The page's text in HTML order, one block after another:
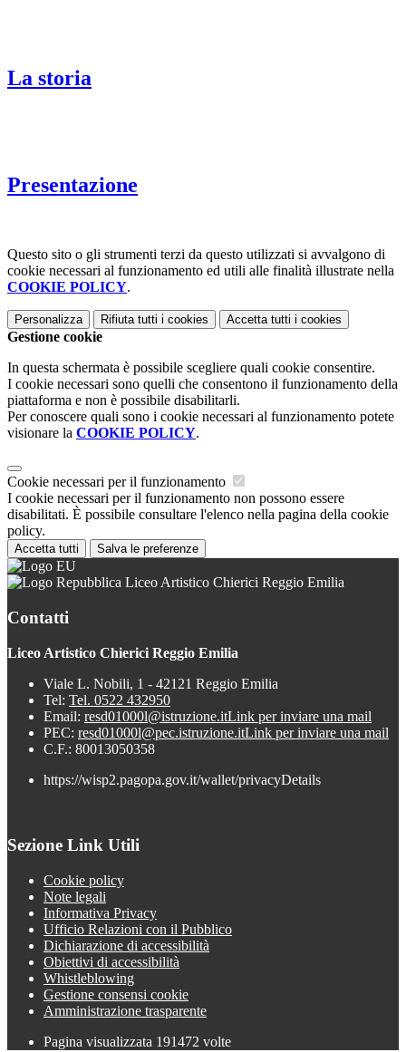
La storia
Presentazione
Questo sito o gli strumenti terzi da questo utilizzati si avvalgono di
cookie necessari al funzionamento ed utili alle finalità illustrate nella
COOKIE POLICY.
Personalizza Rifiuta tutti i cookies Accetta tutti i cookies
Gestione cookie
In questa schermata è possibile scegliere quali cookie consentire.
I cookie necessari sono quelli che consentono il funzionamento della
piattaforma e non è possibile disabilitarli.
Per conoscere quali sono i cookie necessari al funzionamento potete
visionare la COOKIE POLICY.
Cookie necessari per il funzionamento
I cookie necessari per il funzionamento non possono essere
disabilitati. È possibile consultare l'elenco nella pagina della cookie
policy.
Accetta tutti Salva le preferenze
Liceo Artistico Chierici Reggio Emilia
Contatti
Liceo Artistico Chierici Reggio Emilia
Viale L. Nobili, 1 - 42121 Reggio Emilia
Tel: Tel. 0522 432950
Email: resd01000l@istruzione.itLink per inviare una mail
PEC: resd01000l@pec.istruzione.itLink per inviare una mail
C.F.: 80013050358
https://wisp2.pagopa.gov.it/wallet/privacyDetails
Sezione Link Utili
Cookie policy
Note legali
Informativa Privacy
Ufficio Relazioni con il Pubblico
Dichiarazione di accessibilità
Obiettivi di accessibilità
Whistleblowing
Gestione consensi cookie
Amministrazione trasparente
Pagina visualizzata 191472 volte